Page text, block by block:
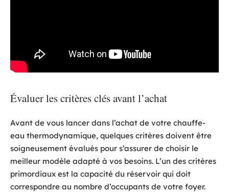
Évaluer les critères clés avant l’achat
Avant de vous lancer dans l’achat de votre chauffe-
eau thermodynamique, quelques critères doivent être
soigneusement évalués pour s’assurer de choisir le
meilleur modèle adapté à vos besoins. L’un des critères
primordiaux est la capacité du réservoir qui doit
correspondre au nombre d’occupants de votre foyer.